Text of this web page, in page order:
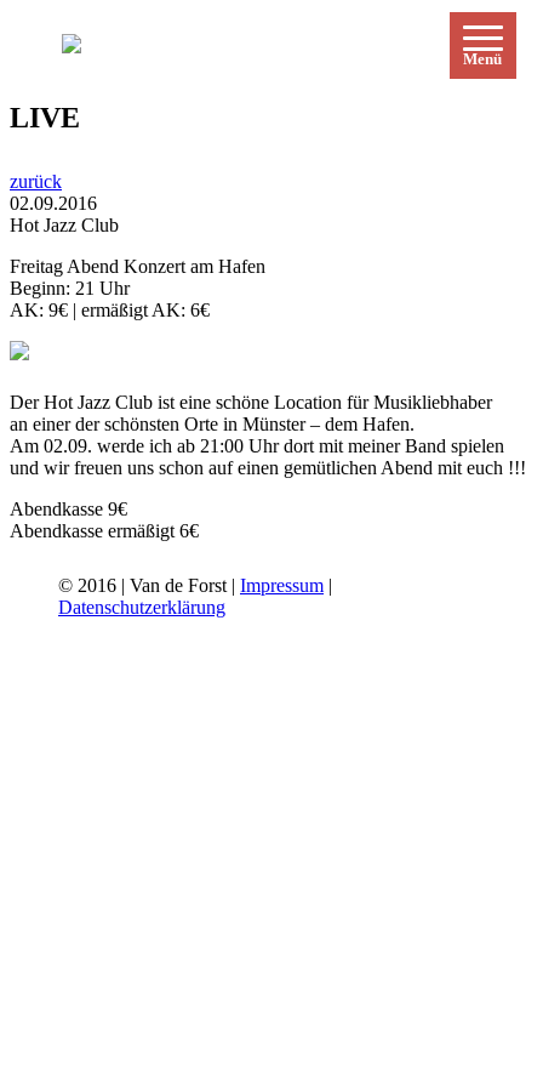
LIVE
zurück
02.09.2016
Hot Jazz Club
Freitag Abend Konzert am Hafen
Beginn: 21 Uhr
AK: 9€ | ermäßigt AK: 6€
Der Hot Jazz Club ist eine schöne Location für Musikliebhaber
an einer der schönsten Orte in Münster – dem Hafen.
Am 02.09. werde ich ab 21:00 Uhr dort mit meiner Band spielen
und wir freuen uns schon auf einen gemütlichen Abend mit euch !!!
Abendkasse 9€
Abendkasse ermäßigt 6€
© 2016 | Van de Forst | Impressum |
Datenschutzerklärung
Menü